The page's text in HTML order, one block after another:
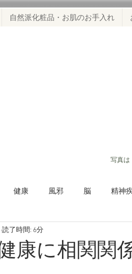
自然派化粧品・お肌のお手入れ
写真は
健康 風邪 脳 精神
スマホ決済
康に相関関
読了時間: 6分